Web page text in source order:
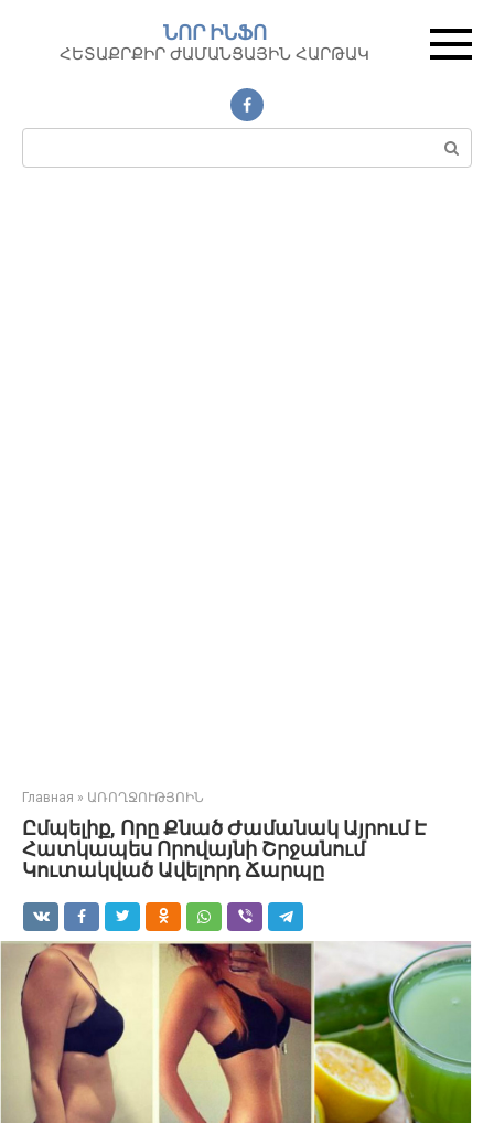
контенту
ՆՈՐ ԻՆՖՈ
ՀԵՏԱՔՐՔԻՐ ԺԱՄԱՆՑԱՅԻՆ ՀԱՐԹԱԿ
Поиск:
Главная » ԱՌՈՂՋՈՒԹՅՈԻՆ
Ըմպելիք, Որը Քնած Ժամանակ Այրում Է
Հատկապես Որովայնի Շրջանում
Կուտակված Ավելորդ Ճարպը